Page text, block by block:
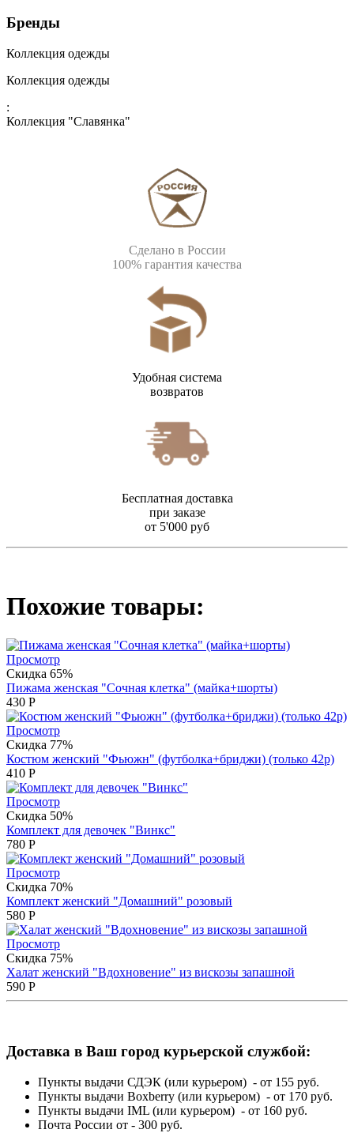
Бренды
Коллекция одежды
Коллекция одежды
:
Коллекция "Славянка"
Сделано в России
100% гарантия качества
Удобная система
возвратов
Бесплатная доставка
при заказе
от 5'000 руб
Похожие товары:
Просмотр
Скидка 65%
Пижама женская "Сочная клетка" (майка+шорты)
430 Р
Просмотр
Скидка 77%
Костюм женский "Фьюжн" (футболка+бриджи) (только 42р)
410 Р
Просмотр
Скидка 50%
Комплект для девочек "Винкс"
780 Р
Просмотр
Скидка 70%
Комплект женский "Домашний" розовый
580 Р
Просмотр
Скидка 75%
Халат женский "Вдохновение" из вискозы запашной
590 Р
Доставка в Ваш город курьерской службой:
Пункты выдачи СДЭК (или курьером) - от 155 руб.
Пункты выдачи Boxberry (или курьером) - от 170 руб.
Пункты выдачи IML (или курьером) - от 160 руб.
Почта России от - 300 руб.